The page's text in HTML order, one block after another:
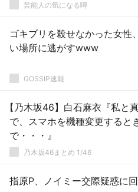
芸能人の気になる噂
ゴキブリを殺せなかった女性
い場所に逃がすwww
GOSSIP速報
【乃木坂46】白石麻衣『私と
で、スマホを機種変更すると
で・・・』
乃木坂46まとめ 1/46
指原P、ノイミー交際疑惑に回